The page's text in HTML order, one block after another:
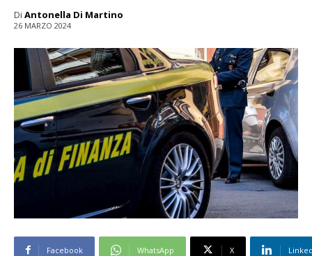
Di Antonella Di Martino
26 MARZO 2024
Facebook WhatsApp X